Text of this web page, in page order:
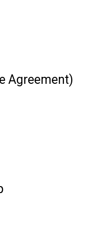
Agreement)